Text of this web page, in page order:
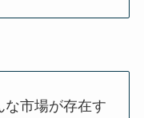
な市場が存在す